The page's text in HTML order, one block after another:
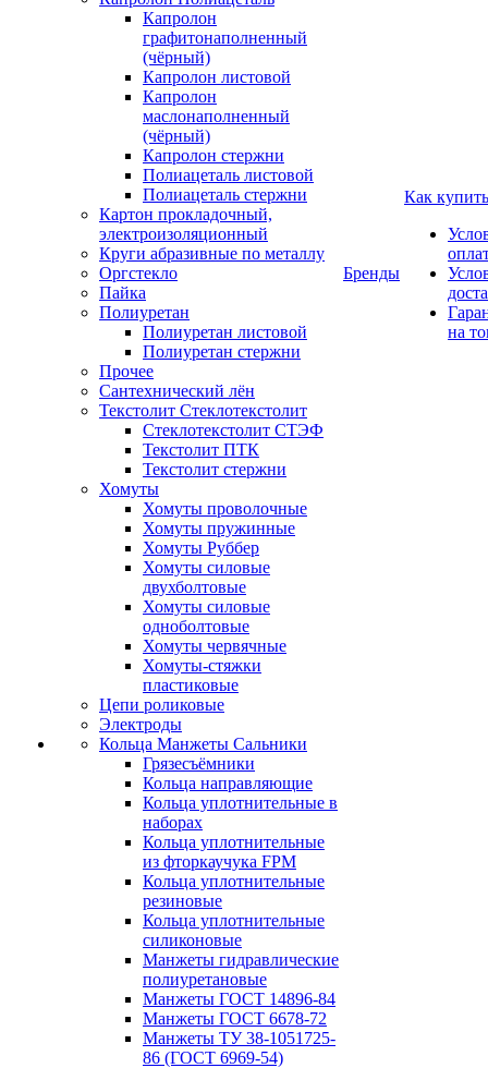
Капролон
графитонаполненный
(чёрный)
Капролон листовой
Капролон
маслонаполненный
(чёрный)
Капролон стержни
Полиацеталь листовой
Полиацеталь стержни
Картон прокладочный,
электроизоляционный
Круги абразивные по металлу
Оргстекло
Пайка
Полиуретан
Полиуретан листовой
Полиуретан стержни
Прочее
Сантехнический лён
Текстолит Стеклотекстолит
Стеклотекстолит СТЭФ
Текстолит ПТК
Текстолит стержни
Хомуты
Хомуты проволочные
Хомуты пружинные
Хомуты Руббер
Хомуты силовые
двухболтовые
Хомуты силовые
одноболтовые
Хомуты червячные
Хомуты-стяжки
пластиковые
Цепи роликовые
Электроды
Кольца Манжеты Сальники
Грязесъёмники
Кольца направляющие
Кольца уплотнительные в
наборах
Кольца уплотнительные
из фторкаучука FPM
Кольца уплотнительные
резиновые
Кольца уплотнительные
силиконовые
Манжеты гидравлические
полиуретановые
Манжеты ГОСТ 14896-84
Манжеты ГОСТ 6678-72
Манжеты ТУ 38-1051725-
86 (ГОСТ 6969-54)
Бренды
Как купить
на